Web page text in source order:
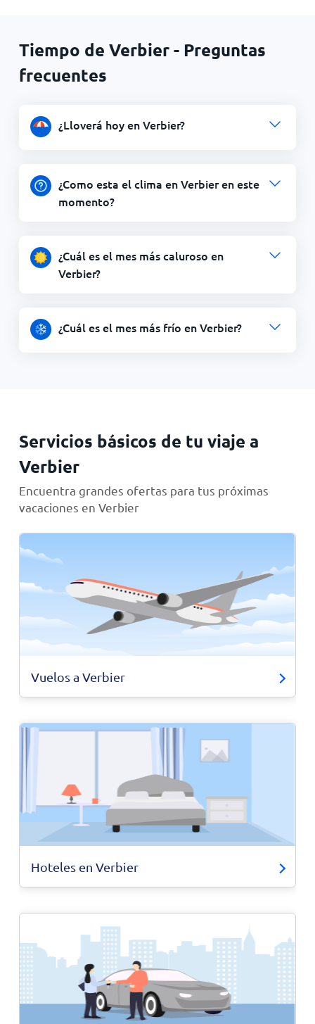
Tiempo de Verbier - Preguntas
frecuentes
¿Lloverá hoy en Verbier?
¿Como esta el clima en Verbier en este
momento?
¿Cuál es el mes más caluroso en
Verbier?
¿Cuál es el mes más frío en Verbier?
Servicios básicos de tu viaje a
Verbier
Encuentra grandes ofertas para tus próximas
vacaciones en Verbier
Vuelos a Verbier
Hoteles en Verbier